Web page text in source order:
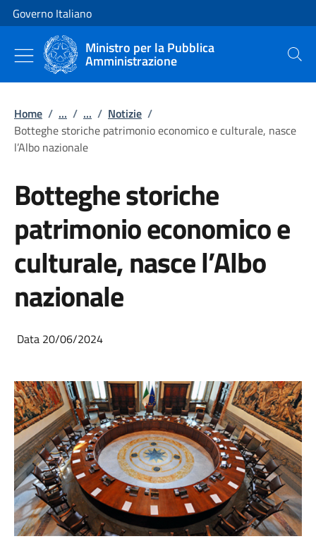
Vai al contenuto
Vai alla navigazione del sito
Governo Italiano
Ministro per la Pubblica
Amministrazione Cerca
Home / ... / ... / Notizie /
Botteghe storiche patrimonio economico e culturale, nasce
l’Albo nazionale
Botteghe storiche
patrimonio economico e
culturale, nasce l’Albo
nazionale
Data 20/06/2024